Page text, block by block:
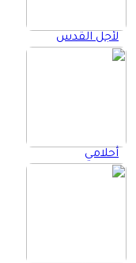
لأجل القدس
أحلامي